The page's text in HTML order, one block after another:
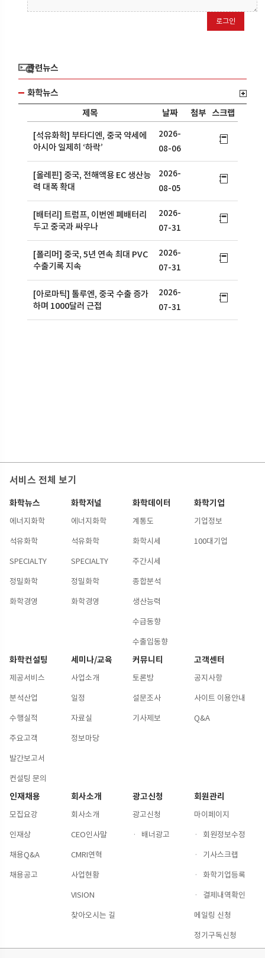
로그인
관련뉴스
화학뉴스
제목
날짜 첨부 스크랩
[석유화학] 부타디엔, 중국 약세에
아시아 일제히 ‘하락’
2026-
08-06
[올레핀] 중국, 전해액용 EC 생산능
력 대폭 확대
2026-
08-05
[배터리] 트럼프, 이번엔 폐배터리
두고 중국과 싸우나
2026-
07-31
[폴리머] 중국, 5년 연속 최대 PVC
수출기록 지속
2026-
07-31
[아로마틱] 톨루엔, 중국 수출 증가
하며 1000달러 근접
2026-
07-31
서비스 전체 보기
화학뉴스
에너지화학
석유화학
SPECIALTY
정밀화학
화학경영
화학저널
에너지화학
석유화학
SPECIALTY
정밀화학
화학경영
화학데이터
계통도
화학시세
주간시세
종합분석
생산능력
수급동향
수출입동향
화학기업
기업정보
100대기업
화학컨설팅
제공서비스
분석산업
수행실적
주요고객
발간보고서
컨설팅 문의
세미나/교육
사업소개
일정
자료실
정보마당
커뮤니티
토론방
설문조사
기사제보
고객센터
공지사항
사이트 이용안내
Q&A
인재채용
모집요강
인재상
채용Q&A
채용공고
회사소개
회사소개
CEO인사말
CMRI연혁
사업현황
VISION
찾아오시는 길
광고신청
광고신청
·
배너광고
회원관리
마이페이지
·
회원정보수정
·
기사스크랩
·
화학기업등록
·
결제내역확인
메일링 신청
정기구독신청